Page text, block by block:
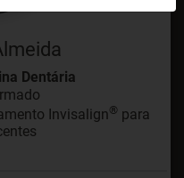
Dentária
Invisalign® para